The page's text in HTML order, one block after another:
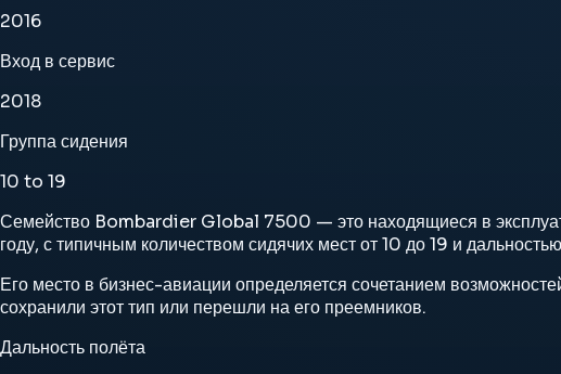
2016
Вход в сервис
2018
Группа сидения
10 to 19
Семейство Bombardier Global 7500 — это находящиеся в
году, с типичным количеством сидячих мест от 10 до 19 и
Его место в бизнес-авиации определяется сочетанием
сохранили этот тип или перешли на его преемников.
Дальность полёта